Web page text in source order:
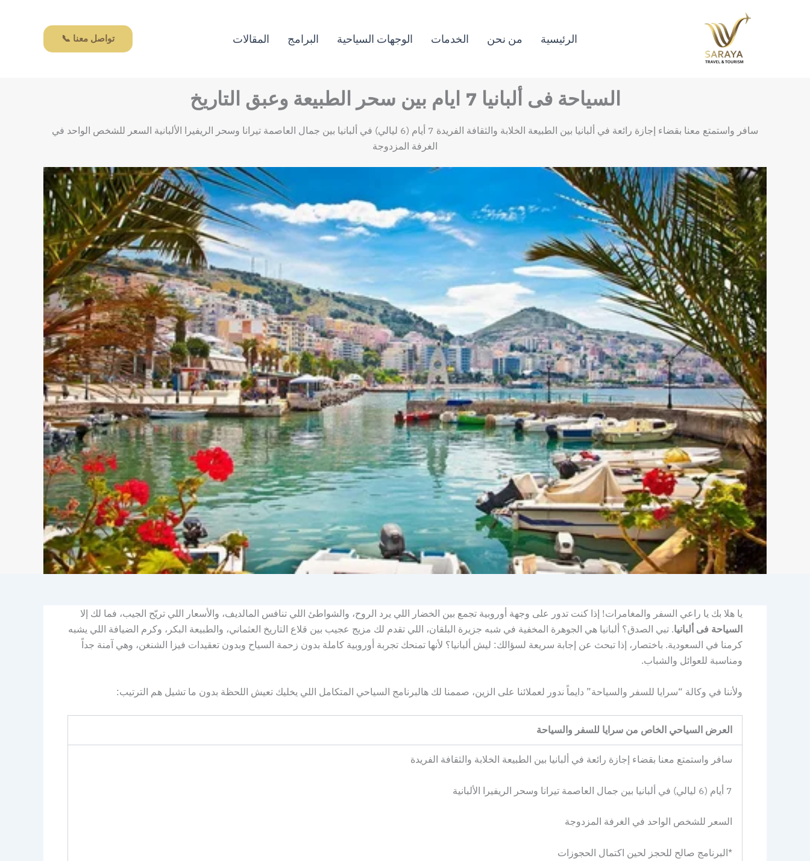
الرئيسية من نحن الخدمات الوجهات السياحية البرامج المقالات تواصل معنا 📞
السياحة فى ألبانيا 7 ايام بين سحر الطبيعة وعبق التاريخ
سافر واستمتع معنا بقضاء إجازة رائعة في ألبانيا بين الطبيعة الخلابة والثقافة الفريدة 7 أيام (6 ليالي) في ألبانيا بين جمال العاصمة تيرانا وسحر الريفيرا الألبانية السعر للشخص الواحد في
الغرفة المزدوجة
يا هلا بك يا راعي السفر والمغامرات! إذا كنت تدور على وجهة أوروبية تجمع بين الخضار اللي يرد الروح، والشواطئ اللي تنافس المالديف، والأسعار اللي تريّح الجيب، فما لك إلا
السياحة فى ألبانيا. تبي الصدق؟ ألبانيا هي الجوهرة المخفية في شبه جزيرة البلقان، اللي تقدم لك مزيج عجيب بين قلاع التاريخ العثماني، والطبيعة البكر، وكرم الضيافة اللي يشبه
كرمنا في السعودية. باختصار، إذا تبحث عن إجابة سريعة لسؤالك: ليش ألبانيا؟ لأنها تمنحك تجربة أوروبية كاملة بدون زحمة السياح وبدون تعقيدات فيزا الشنغن، وهي آمنة جداً
ومناسبة للعوائل والشباب.
ولأننا في وكالة “سرايا للسفر والسياحة” دايماً ندور لعملائنا على الزين، صممنا لك هالبرنامج السياحي المتكامل اللي يخليك تعيش اللحظة بدون ما تشيل هم الترتيب:
العرض السياحي الخاص من سرايا للسفر والسياحة
سافر واستمتع معنا بقضاء إجازة رائعة في ألبانيا بين الطبيعة الخلابة والثقافة الفريدة
7 أيام (6 ليالي) في ألبانيا بين جمال العاصمة تيرانا وسحر الريفيرا الألبانية
السعر للشخص الواحد في الغرفة المزدوجة
*البرنامج صالح للحجز لحين اكتمال الحجوزات